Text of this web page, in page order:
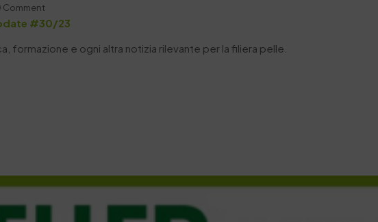
Comment
#30/23
formazione e ogni altra notizia rilevante per la filiera pelle.